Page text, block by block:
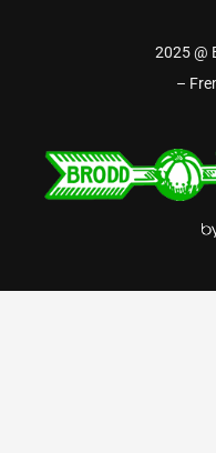
2025 @
–